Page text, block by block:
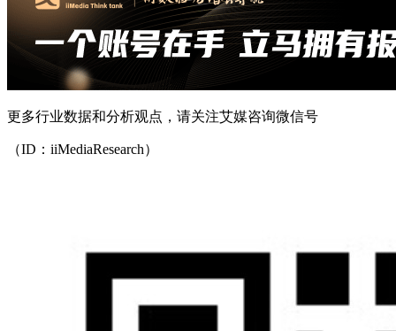
更多行业数据和分析观点，请关注艾媒咨询微信号
（ID：iiMediaResearch）